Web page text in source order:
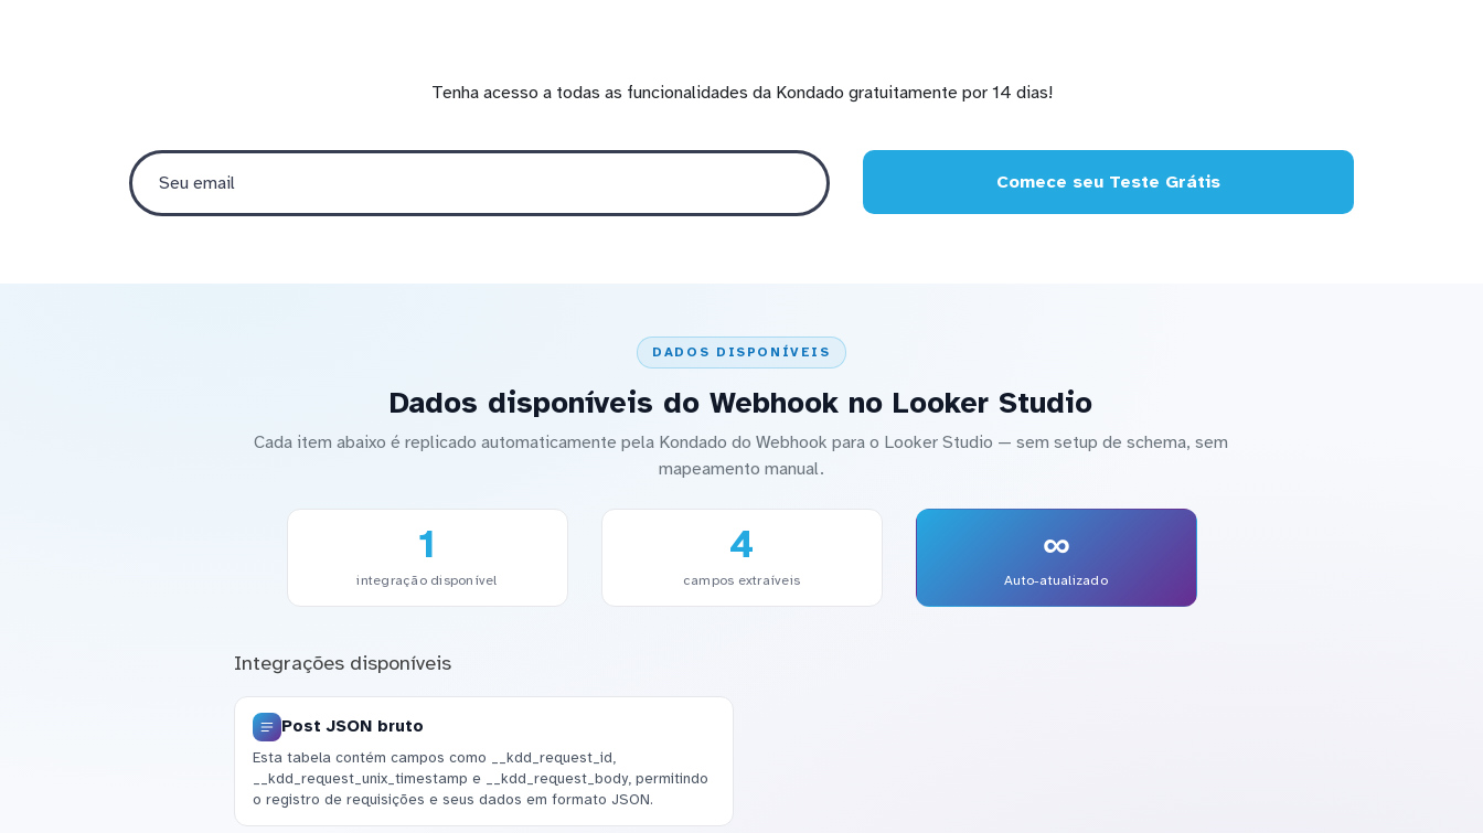
Tenha acesso a todas as funcionalidades da Kondado gratuitamente por 14 dias!
Comece seu Teste Grátis
DADOS DISPONÍVEIS
Dados disponíveis do Webhook no Looker Studio
Cada item abaixo é replicado automaticamente pela Kondado do Webhook para o Looker Studio — sem setup de schema, sem
mapeamento manual.
1
integração disponível
4
campos extraíveis
∞
Auto-atualizado
Integrações disponíveis
Post JSON bruto
Esta tabela contém campos como __kdd_request_id,
__kdd_request_unix_timestamp e __kdd_request_body, permitindo
o registro de requisições e seus dados em formato JSON.